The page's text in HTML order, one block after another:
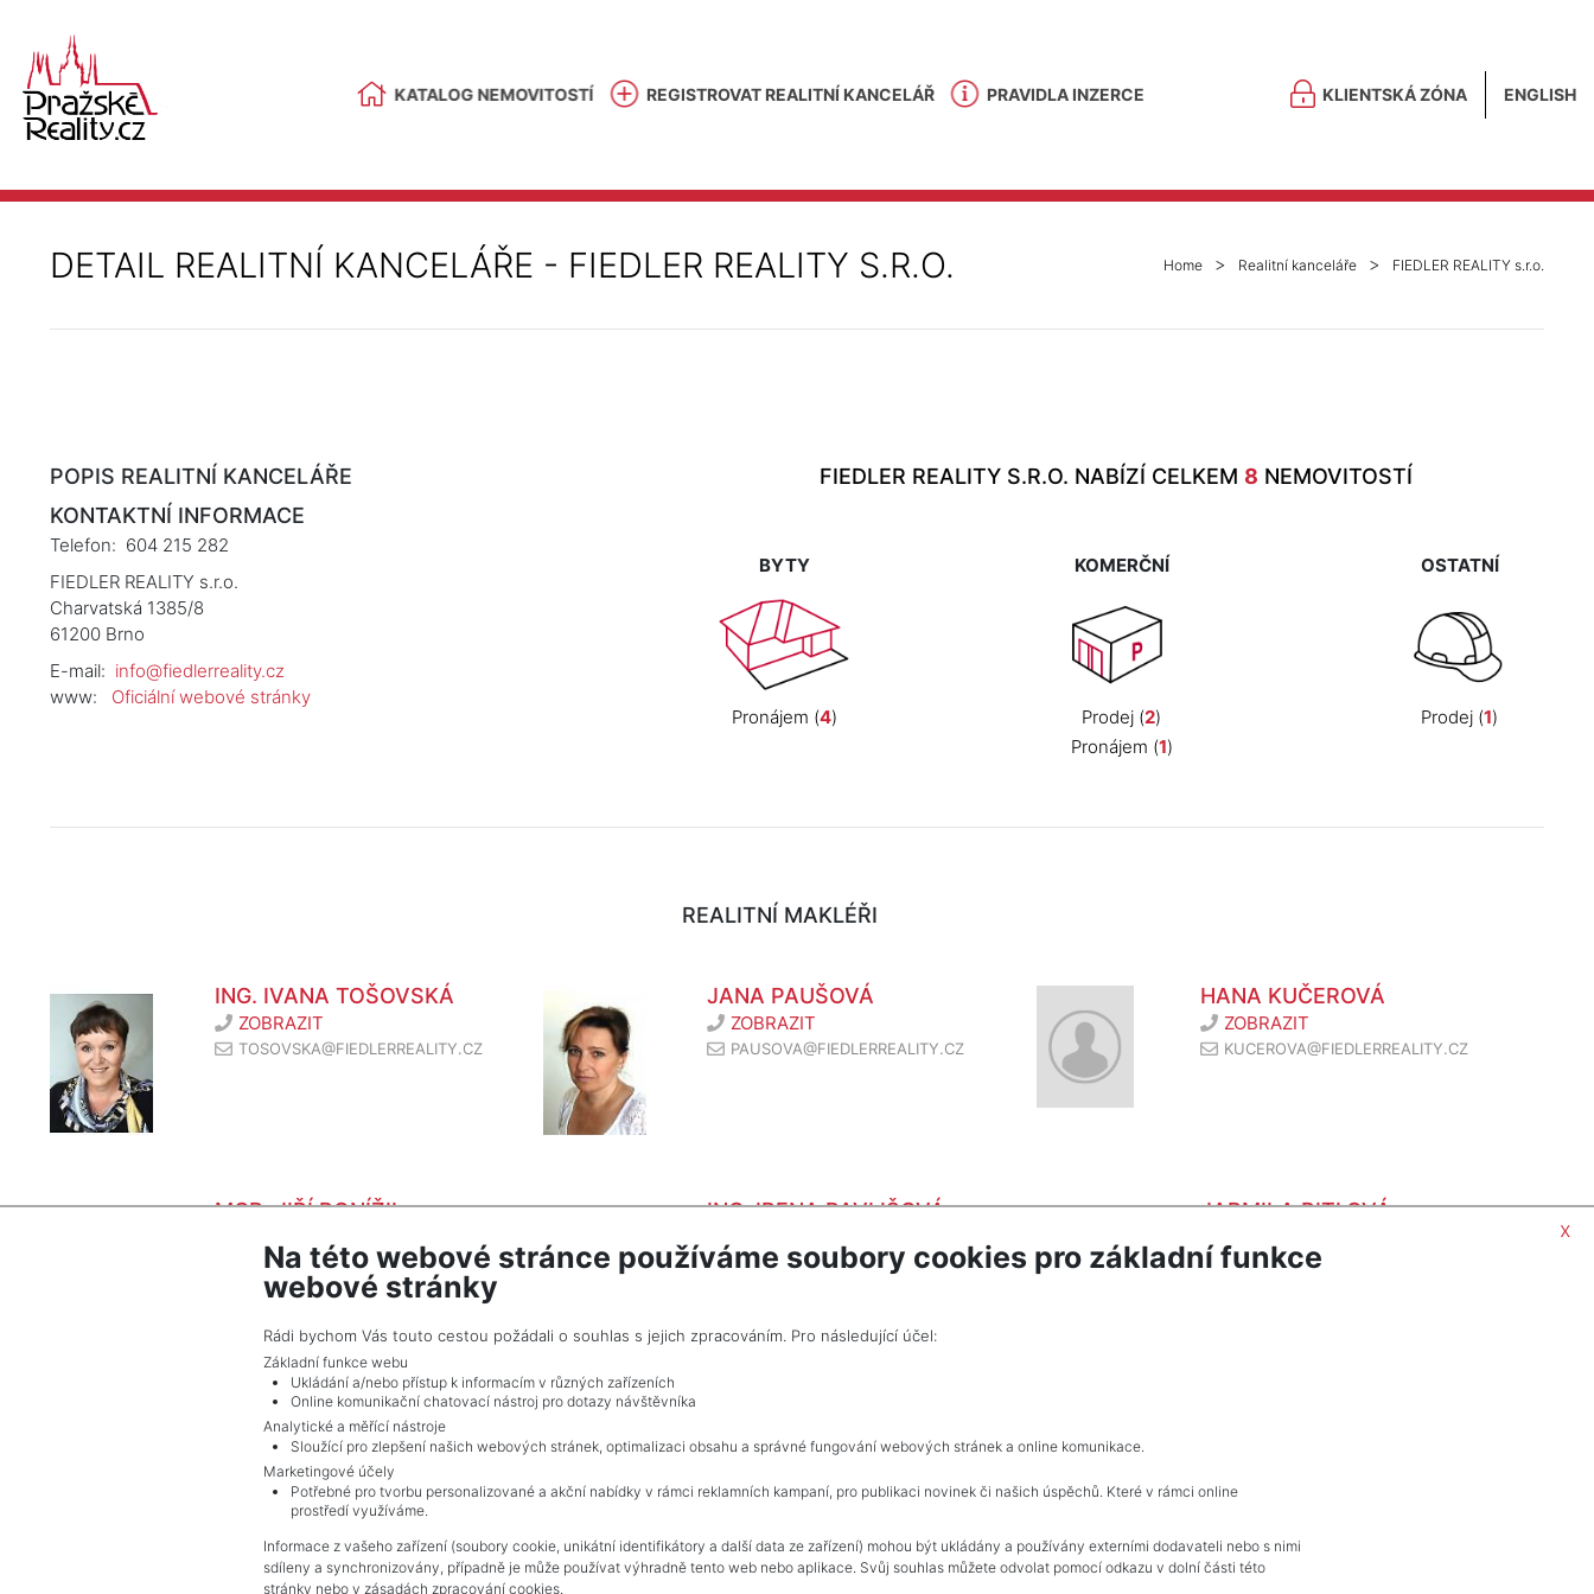
KATALOG NEMOVITOSTÍ REGISTROVAT REALITNÍ KANCELÁŘ PRAVIDLA INZERCE KLIENTSKÁ ZÓNA ENGLISH
DETAIL REALITNÍ KANCELÁŘE - FIEDLER REALITY S.R.O. Home Realitní kanceláře FIEDLER REALITY s.r.o.
POPIS REALITNÍ KANCELÁŘE
KONTAKTNÍ INFORMACE
Telefon: 604 215 282
FIEDLER REALITY s.r.o.
Charvatská 1385/8
61200 Brno
E-mail: info@fiedlerreality.cz
www:
Oficiální webové stránky
FIEDLER REALITY S.R.O. NABÍZÍ CELKEM 8 NEMOVITOSTÍ
BYTY
Pronájem (4)
KOMERČNÍ
Prodej (2)
Pronájem (1)
OSTATNÍ
Prodej (1)
REALITNÍ MAKLÉŘI
ING. IVANA TOŠOVSKÁ
ZOBRAZIT
TOSOVSKA@FIEDLERREALITY.CZ
JANA PAUŠOVÁ
ZOBRAZIT
PAUSOVA@FIEDLERREALITY.CZ
HANA KUČEROVÁ
ZOBRAZIT
KUCEROVA@FIEDLERREALITY.CZ
MGR. JIŘÍ PONÍŽIL
PONIZIL@FIEDLERREALITY.CZ
ING. IRENA PAVLIŠOVÁ
PAVLISOVA@FIEDLERREALITY.CZ
JARMILA PITLOVÁ
PITLOVA@FIEDLERREALITY.CZ
x
Na této webové stránce používáme soubory cookies pro základní funkce
webové stránky
Rádi bychom Vás touto cestou požádali o souhlas s jejich zpracováním. Pro následující účel:
Základní funkce webu
Ukládání a/nebo přístup k informacím v různých zařízeních
Online komunikační chatovací nástroj pro dotazy návštěvníka
Analytické a měřící nástroje
Sloužící pro zlepšení našich webových stránek, optimalizaci obsahu a správné fungování webových stránek a online komunikace.
Marketingové účely
Potřebné pro tvorbu personalizované a akční nabídky v rámci reklamních kampaní, pro publikaci novinek či našich úspěchů. Které v rámci online
prostředí využíváme.
Informace z vašeho zařízení (soubory cookie, unikátní identifikátory a další data ze zařízení) mohou být ukládány a používány externími dodavateli nebo s nimi
sdíleny a synchronizovány, případně je může používat výhradně tento web nebo aplikace. Svůj souhlas můžete odvolat pomocí odkazu v dolní části této
stránky nebo v zásadách zpracování cookies.